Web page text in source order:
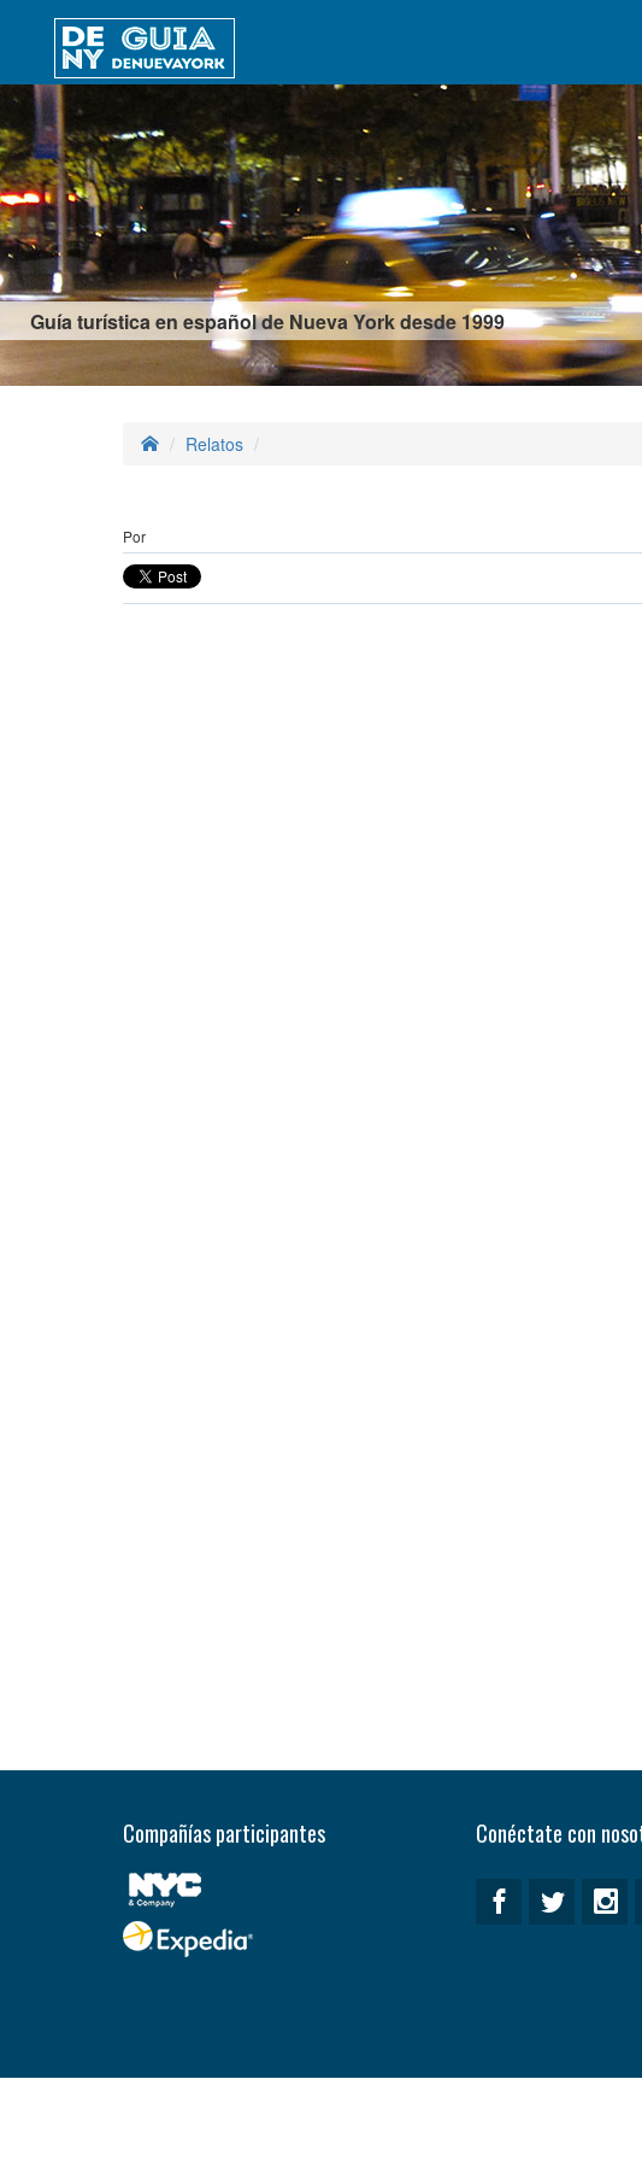
Guía turística en español de Nueva York desde 1999
Relatos
Por
Compañías participantes Conéctate con